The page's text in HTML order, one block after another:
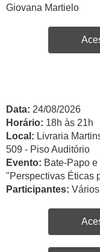
Giovana Martielo
Data: 24/08/2026
Horário: 18h às 21h
Local: Livraria
509 - Piso Auditório
Evento: Bate-Papo
"Perspectivas Éticas
Participantes: